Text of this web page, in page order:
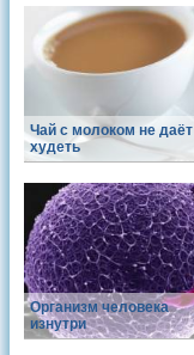
Чай с молоком не даёт
худеть
Организм человека
изнутри